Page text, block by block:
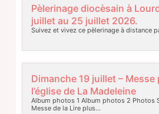
Pèlerinage diocèsain à
juillet au 25 juillet 2026.
Suivez et vivez ce pèlerinage à distance
Dimanche 19 juillet – Messe
l’église de La Madeleine
Album photos 1 Album photos 2 Photos
Messe de laLire plus…